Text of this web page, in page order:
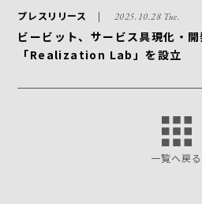
プレスリリース 2025.10.28 Tue.
ビービット、サービス具現化・
「Realization Lab」を設立
一覧へ戻る